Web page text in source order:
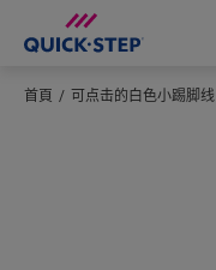
首頁 可点击的白色小踢脚线